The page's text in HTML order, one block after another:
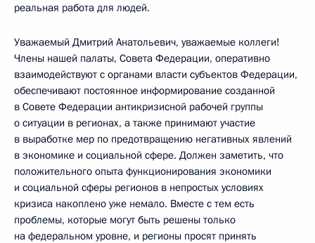
реальная работа для людей.
Уважаемый Дмитрий Анатольевич, уважаемые коллеги!
Члены нашей палаты, Совета Федерации, оперативно
взаимодействуют с органами власти субъектов Федерации,
обеспечивают постоянное информирование созданной
в Совете Федерации антикризисной рабочей группы
о ситуации в регионах, а также принимают участие
в выработке мер по предотвращению негативных явлений
в экономике и социальной сфере. Должен заметить, что
положительного опыта функционирования экономики
и социальной сферы регионов в непростых условиях
кризиса накоплено уже немало. Вместе с тем есть
проблемы, которые могут быть решены только
на федеральном уровне, и регионы просят принять